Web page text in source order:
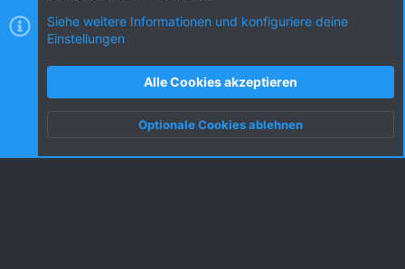
Nutzungsbedingungen
Datenschutz
S
Oben Unten
Siehe weitere Informationen und konfiguriere deine
Einstellungen
Alle Cookies akzeptieren
Optionale Cookies ablehnen